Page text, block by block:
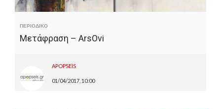
ΠΕΡΙΟΔΙΚΟ
Μετάφραση – ArsOvi
APOPSEIS
01/04/2017, 10:00